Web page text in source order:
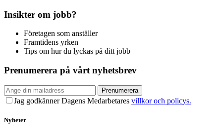
Insikter om jobb?
Företagen som anställer
Framtidens yrken
Tips om hur du lyckas på ditt jobb
Prenumerera på vårt nyhetsbrev
Prenumerera
Jag godkänner Dagens Medarbetares villkor och policys.
Nyheter